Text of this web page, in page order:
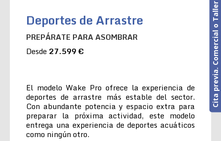
Deportes de Arrastre
PREPÁRATE PARA ASOMBRAR
Desde 27.599 €
El modelo Wake Pro ofrece la experiencia de
deportes de arrastre más estable del sector.
Con abundante potencia y espacio extra para
preparar la próxima actividad, este modelo
entrega una experiencia de deportes acuáticos
como ningún otro.
Cita previa. Comercial o Taller